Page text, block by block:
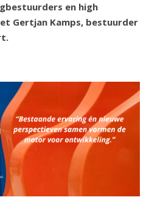
en high
Gertjan Kamps, bestuurder